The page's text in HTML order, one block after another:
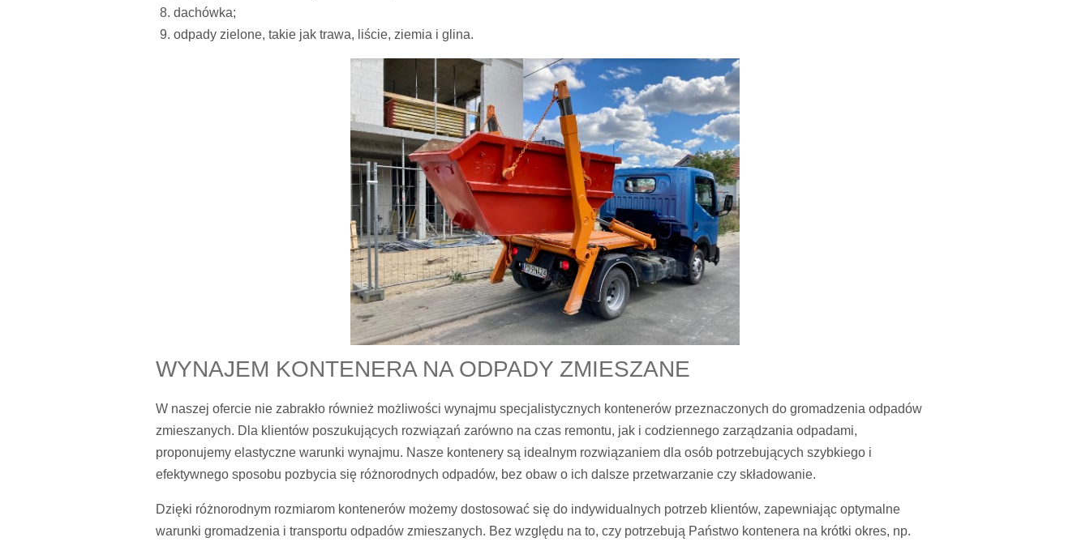
dachówka;
odpady zielone, takie jak trawa, liście, ziemia i glina.
WYNAJEM KONTENERA NA ODPADY ZMIESZANE
W naszej ofercie nie zabrakło również możliwości wynajmu specjalistycznych kontenerów przeznaczonych do gromadzenia odpadów
zmieszanych. Dla klientów poszukujących rozwiązań zarówno na czas remontu, jak i codziennego zarządzania odpadami,
proponujemy elastyczne warunki wynajmu. Nasze kontenery są idealnym rozwiązaniem dla osób potrzebujących szybkiego i
efektywnego sposobu pozbycia się różnorodnych odpadów, bez obaw o ich dalsze przetwarzanie czy składowanie.
Dzięki różnorodnym rozmiarom kontenerów możemy dostosować się do indywidualnych potrzeb klientów, zapewniając optymalne
warunki gromadzenia i transportu odpadów zmieszanych. Bez względu na to, czy potrzebują Państwo kontenera na krótki okres, np.